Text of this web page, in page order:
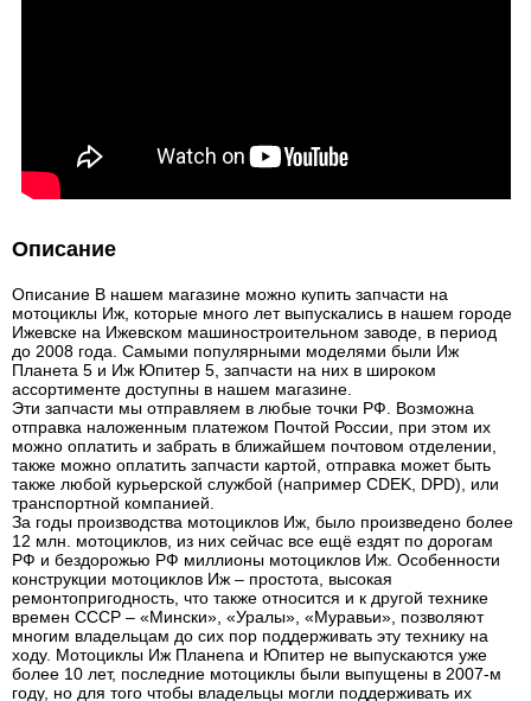
Описание
Описание В нашем магазине можно купить запчасти на
мотоциклы Иж, которые много лет выпускались в нашем городе
Ижевске на Ижевском машиностроительном заводе, в период
до 2008 года. Самыми популярными моделями были Иж
Планета 5 и Иж Юпитер 5, запчасти на них в широком
ассортименте доступны в нашем магазине.
Эти запчасти мы отправляем в любые точки РФ. Возможна
отправка наложенным платежом Почтой России, при этом их
можно оплатить и забрать в ближайшем почтовом отделении,
также можно оплатить запчасти картой, отправка может быть
также любой курьерской службой (например CDEK, DPD), или
транспортной компанией.
За годы производства мотоциклов Иж, было произведено более
12 млн. мотоциклов, из них сейчас все ещё ездят по дорогам
РФ и бездорожью РФ миллионы мотоциклов Иж. Особенности
конструкции мотоциклов Иж – простота, высокая
ремонтопригодность, что также относится и к другой технике
времен СССР – «Мински», «Уралы», «Муравьи», позволяют
многим владельцам до сих пор поддерживать эту технику на
ходу. Мотоциклы Иж Планеnа и Юпитер не выпускаются уже
более 10 лет, последние мотоциклы были выпущены в 2007-м
году, но для того чтобы владельцы могли поддерживать их